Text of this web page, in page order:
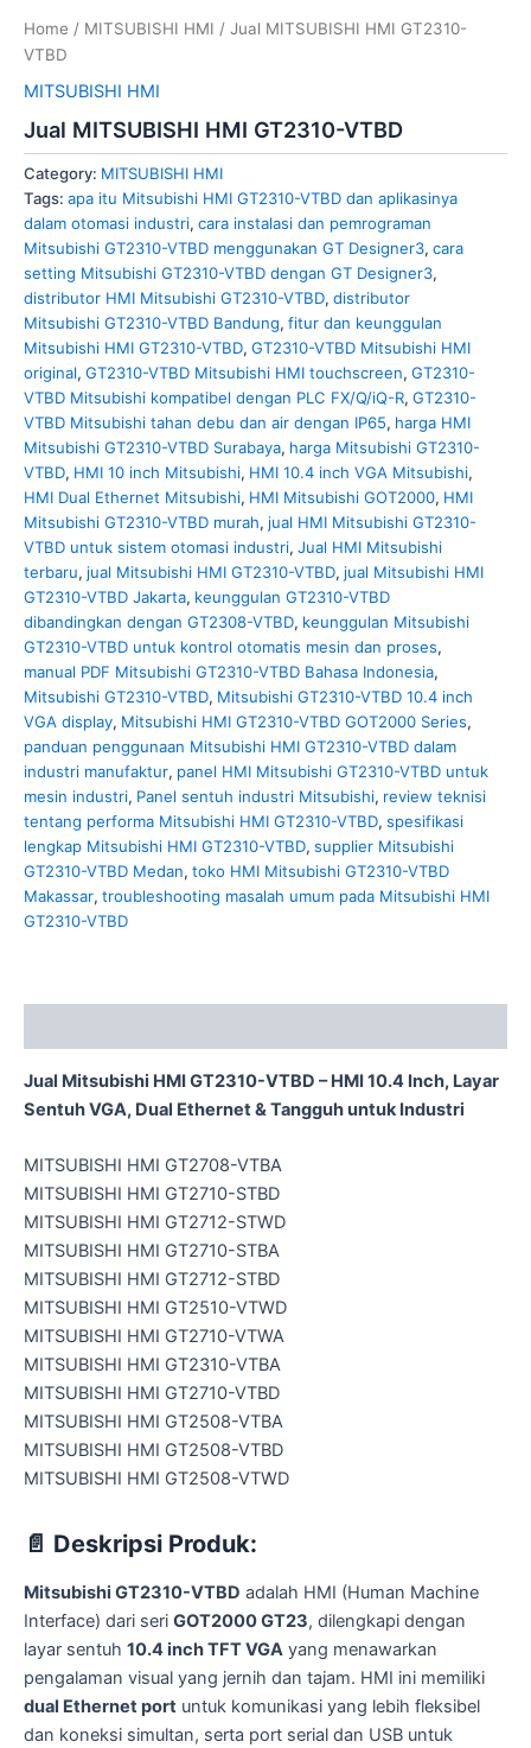
Home / MITSUBISHI HMI / Jual MITSUBISHI HMI GT2310-
VTBD
MITSUBISHI HMI
Jual MITSUBISHI HMI GT2310-VTBD
Category: MITSUBISHI HMI
Tags: apa itu Mitsubishi HMI GT2310-VTBD dan aplikasinya
dalam otomasi industri, cara instalasi dan pemrograman
Mitsubishi GT2310-VTBD menggunakan GT Designer3, cara
setting Mitsubishi GT2310-VTBD dengan GT Designer3,
distributor HMI Mitsubishi GT2310-VTBD, distributor
Mitsubishi GT2310-VTBD Bandung, fitur dan keunggulan
Mitsubishi HMI GT2310-VTBD, GT2310-VTBD Mitsubishi HMI
original, GT2310-VTBD Mitsubishi HMI touchscreen, GT2310-
VTBD Mitsubishi kompatibel dengan PLC FX/Q/iQ-R, GT2310-
VTBD Mitsubishi tahan debu dan air dengan IP65, harga HMI
Mitsubishi GT2310-VTBD Surabaya, harga Mitsubishi GT2310-
VTBD, HMI 10 inch Mitsubishi, HMI 10.4 inch VGA Mitsubishi,
HMI Dual Ethernet Mitsubishi, HMI Mitsubishi GOT2000, HMI
Mitsubishi GT2310-VTBD murah, jual HMI Mitsubishi GT2310-
VTBD untuk sistem otomasi industri, Jual HMI Mitsubishi
terbaru, jual Mitsubishi HMI GT2310-VTBD, jual Mitsubishi HMI
GT2310-VTBD Jakarta, keunggulan GT2310-VTBD
dibandingkan dengan GT2308-VTBD, keunggulan Mitsubishi
GT2310-VTBD untuk kontrol otomatis mesin dan proses,
manual PDF Mitsubishi GT2310-VTBD Bahasa Indonesia,
Mitsubishi GT2310-VTBD, Mitsubishi GT2310-VTBD 10.4 inch
VGA display, Mitsubishi HMI GT2310-VTBD GOT2000 Series,
panduan penggunaan Mitsubishi HMI GT2310-VTBD dalam
industri manufaktur, panel HMI Mitsubishi GT2310-VTBD untuk
mesin industri, Panel sentuh industri Mitsubishi, review teknisi
tentang performa Mitsubishi HMI GT2310-VTBD, spesifikasi
lengkap Mitsubishi HMI GT2310-VTBD, supplier Mitsubishi
GT2310-VTBD Medan, toko HMI Mitsubishi GT2310-VTBD
Makassar, troubleshooting masalah umum pada Mitsubishi HMI
GT2310-VTBD
Jual Mitsubishi HMI GT2310-VTBD – HMI 10.4 Inch, Layar
Sentuh VGA, Dual Ethernet & Tangguh untuk Industri
MITSUBISHI HMI GT2708-VTBA
MITSUBISHI HMI GT2710-STBD
MITSUBISHI HMI GT2712-STWD
MITSUBISHI HMI GT2710-STBA
MITSUBISHI HMI GT2712-STBD
MITSUBISHI HMI GT2510-VTWD
MITSUBISHI HMI GT2710-VTWA
MITSUBISHI HMI GT2310-VTBA
MITSUBISHI HMI GT2710-VTBD
MITSUBISHI HMI GT2508-VTBA
MITSUBISHI HMI GT2508-VTBD
MITSUBISHI HMI GT2508-VTWD
📄 Deskripsi Produk:
Mitsubishi GT2310-VTBD adalah HMI (Human Machine
Interface) dari seri GOT2000 GT23, dilengkapi dengan
layar sentuh 10.4 inch TFT VGA yang menawarkan
pengalaman visual yang jernih dan tajam. HMI ini memiliki
dual Ethernet port untuk komunikasi yang lebih fleksibel
dan koneksi simultan, serta port serial dan USB untuk